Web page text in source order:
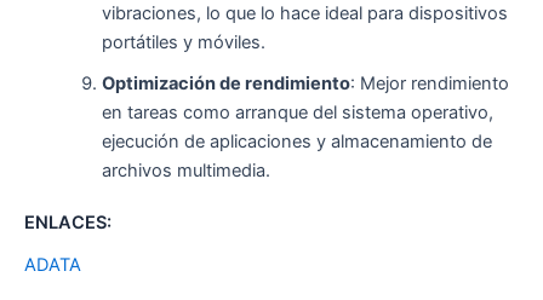
vibraciones, lo que lo hace ideal para dispositivos
portátiles y móviles.
Optimización de rendimiento: Mejor rendimiento
en tareas como arranque del sistema operativo,
ejecución de aplicaciones y almacenamiento de
archivos multimedia.
ENLACES:
ADATA